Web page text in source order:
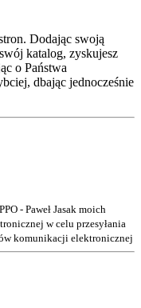
Dodając swoją
katalog, zyskujesz
o Państwa
dbając jednocześnie
- Paweł Jasak moich
w celu przesyłania
komunikacji elektronicznej